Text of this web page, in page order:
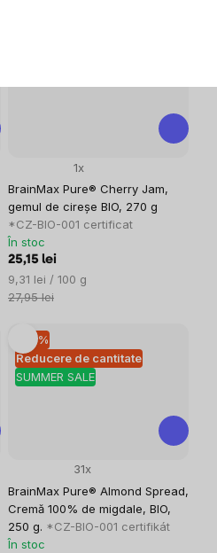
BrainMax Pure® Cherry Jam,
gemul de cireșe BIO, 270 g
*CZ-BIO-001 certificat
1x
În stoc
25,15 lei
Evaluare
preţ:
9,31 lei / 100 g
27,95 lei
Reducere de cantitate
SUMMER SALE
–10 %
BrainMax Pure® Almond Spread,
Cremă 100% de migdale, BIO,
250 g. *CZ-BIO-001 certifikát
31x
În stoc